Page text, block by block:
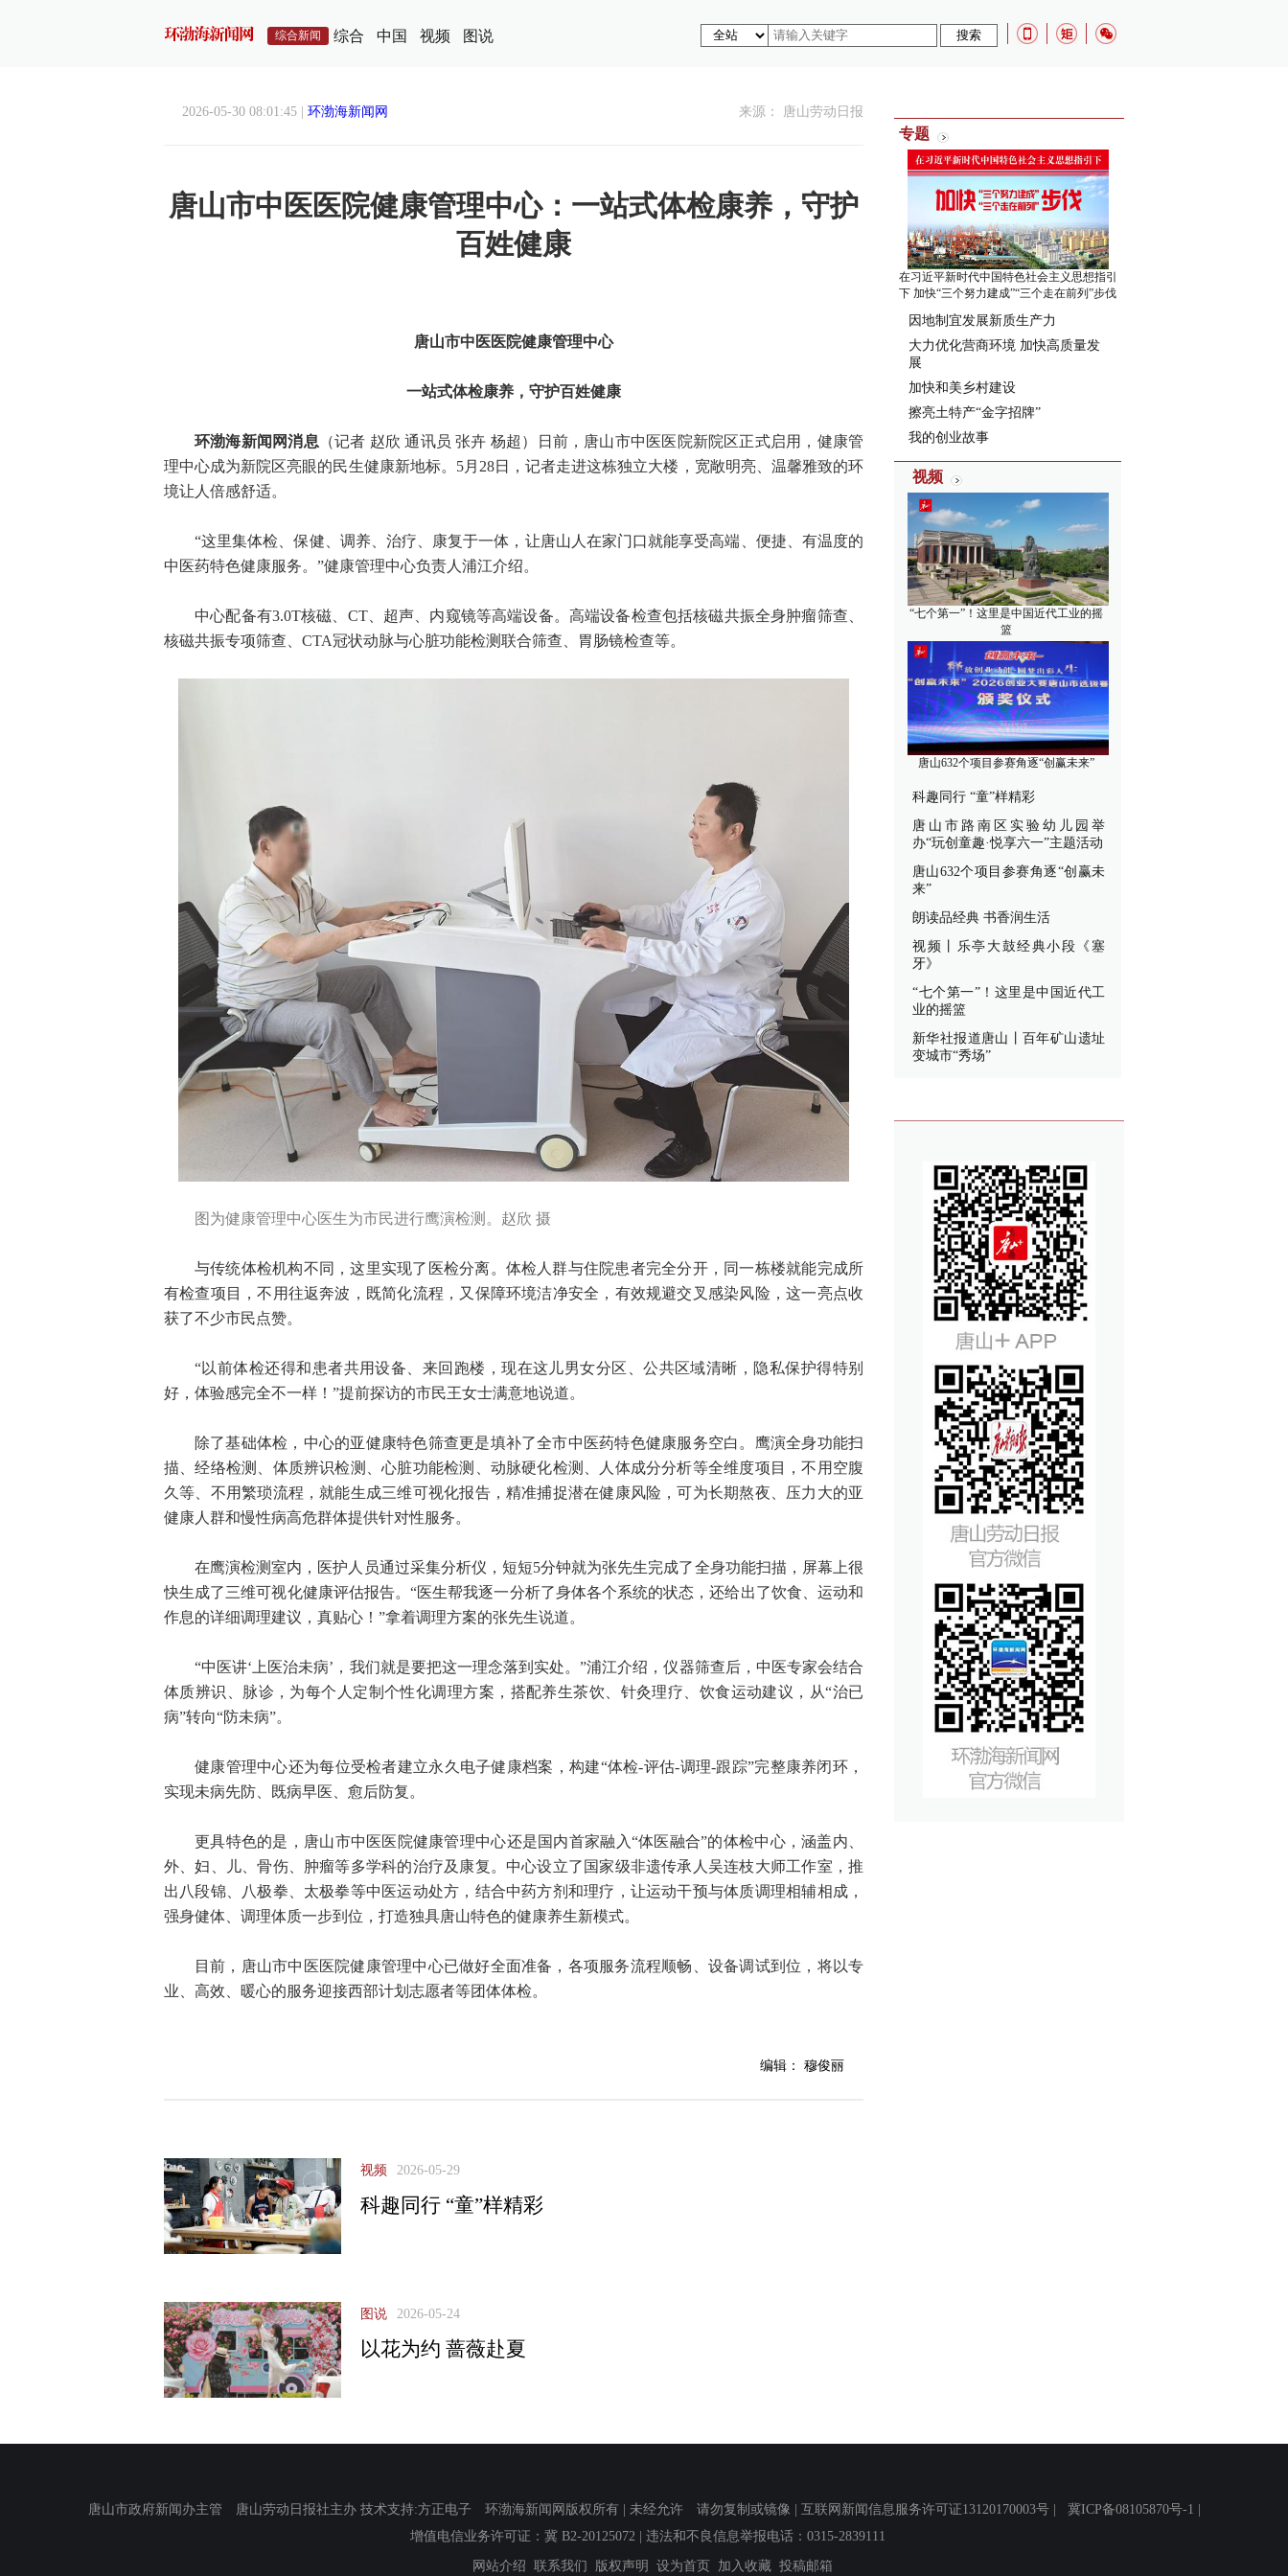
综合新闻 综合 中国 视频 图说
2026-05-30 08:01:45 | 环渤海新闻网 来源： 唐山劳动日报
唐山市中医医院健康管理中心：一站式体检康养，守护
百姓健康
唐山市中医医院健康管理中心
一站式体检康养，守护百姓健康
环渤海新闻网消息 （记者 赵欣 通讯员 张卉 杨超）日前，唐山市中医医院新院区正式启用，健康管
理中心成为新院区亮眼的民生健康新地标。5月28日，记者走进这栋独立大楼，宽敞明亮、温馨雅致的环
境让人倍感舒适。
“这里集体检、保健、调养、治疗、康复于一体，让唐山人在家门口就能享受高端、便捷、有温度的
中医药特色健康服务。”健康管理中心负责人浦江介绍。
中心配备有3.0T核磁、CT、超声、内窥镜等高端设备。高端设备检查包括核磁共振全身肿瘤筛查、
核磁共振专项筛查、CTA冠状动脉与心脏功能检测联合筛查、胃肠镜检查等。
图为健康管理中心医生为市民进行鹰演检测。赵欣 摄
与传统体检机构不同，这里实现了医检分离。体检人群与住院患者完全分开，同一栋楼就能完成所
有检查项目，不用往返奔波，既简化流程，又保障环境洁净安全，有效规避交叉感染风险，这一亮点收
获了不少市民点赞。
“以前体检还得和患者共用设备、来回跑楼，现在这儿男女分区、公共区域清晰，隐私保护得特别
好，体验感完全不一样！”提前探访的市民王女士满意地说道。
除了基础体检，中心的亚健康特色筛查更是填补了全市中医药特色健康服务空白。鹰演全身功能扫
描、经络检测、体质辨识检测、心脏功能检测、动脉硬化检测、人体成分分析等全维度项目，不用空腹
久等、不用繁琐流程，就能生成三维可视化报告，精准捕捉潜在健康风险，可为长期熬夜、压力大的亚
健康人群和慢性病高危群体提供针对性服务。
在鹰演检测室内，医护人员通过采集分析仪，短短5分钟就为张先生完成了全身功能扫描，屏幕上很
快生成了三维可视化健康评估报告。“医生帮我逐一分析了身体各个系统的状态，还给出了饮食、运动和
作息的详细调理建议，真贴心！”拿着调理方案的张先生说道。
“中医讲‘上医治未病’，我们就是要把这一理念落到实处。”浦江介绍，仪器筛查后，中医专家会结合
体质辨识、脉诊，为每个人定制个性化调理方案，搭配养生茶饮、针灸理疗、饮食运动建议，从“治已
病”转向“防未病”。
健康管理中心还为每位受检者建立永久电子健康档案，构建“体检-评估-调理-跟踪”完整康养闭环，
实现未病先防、既病早医、愈后防复。
更具特色的是，唐山市中医医院健康管理中心还是国内首家融入“体医融合”的体检中心，涵盖内、
外、妇、儿、骨伤、肿瘤等多学科的治疗及康复。中心设立了国家级非遗传承人吴连枝大师工作室，推
出八段锦、八极拳、太极拳等中医运动处方，结合中药方剂和理疗，让运动干预与体质调理相辅相成，
强身健体、调理体质一步到位，打造独具唐山特色的健康养生新模式。
目前，唐山市中医医院健康管理中心已做好全面准备，各项服务流程顺畅、设备调试到位，将以专
业、高效、暖心的服务迎接西部计划志愿者等团体体检。
编辑： 穆俊丽
视频 2026-05-29
科趣同行 “童”样精彩
图说 2026-05-24
以花为约 蔷薇赴夏
专题
在习近平新时代中国特色社会主义思想指引
下 加快“三个努力建成”“三个走在前列”步伐
因地制宜发展新质生产力
大力优化营商环境 加快高质量发
展
加快和美乡村建设
擦亮土特产“金字招牌”
我的创业故事
视频
“七个第一”！这里是中国近代工业的摇
篮
唐山632个项目参赛角逐“创赢未来”
科趣同行 “童”样精彩
唐山市路南区实验幼儿园举
办“玩创童趣·悦享六一”主题活动
唐山632个项目参赛角逐“创赢未
来”
朗读品经典 书香润生活
视频丨乐亭大鼓经典小段《塞
牙》
“七个第一”！这里是中国近代工
业的摇篮
新华社报道唐山丨百年矿山遗址
变城市“秀场”
唐山市政府新闻办主管 唐山劳动日报社主办 技术支持:方正电子 环渤海新闻网版权所有 | 未经允许 请勿复制或镜像 | 互联网新闻信息服务许可证13120170003号 | 冀ICP备08105870号-1
增值电信业务许可证：冀 B2-20125072 | 违法和不良信息举报电话：0315-2839111
网站介绍 联系我们 版权声明 设为首页 加入收藏 投稿邮箱